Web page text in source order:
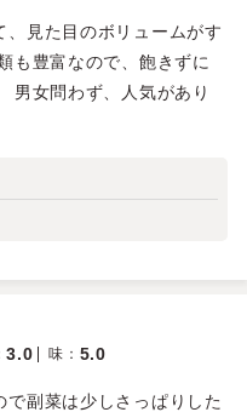
、見た目のボリュームがす
も豊富なので、飽きずに
男女問わず、人気があり
3.0 味 ： 5.0
副菜は少しさっぱりした